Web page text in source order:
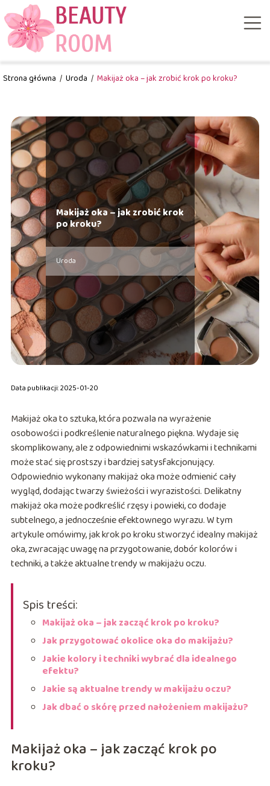
Strona główna / Uroda / Makijaż oka – jak zrobić krok po kroku?
Makijaż oka – jak zrobić krok
po kroku?
Uroda
Data publikacji: 2025-01-20
Makijaż oka to sztuka, która pozwala na wyrażenie
osobowości i podkreślenie naturalnego piękna. Wydaje się
skomplikowany, ale z odpowiednimi wskazówkami i technikami
może stać się prostszy i bardziej satysfakcjonujący.
Odpowiednio wykonany makijaż oka może odmienić cały
wygląd, dodając twarzy świeżości i wyrazistości. Delikatny
makijaż oka może podkreślić rzęsy i powieki, co dodaje
subtelnego, a jednocześnie efektownego wyrazu. W tym
artykule omówimy, jak krok po kroku stworzyć idealny makijaż
oka, zwracając uwagę na przygotowanie, dobór kolorów i
techniki, a także aktualne trendy w makijażu oczu.
Spis treści:
Makijaż oka – jak zacząć krok po kroku?
Jak przygotować okolice oka do makijażu?
Jakie kolory i techniki wybrać dla idealnego
efektu?
Jakie są aktualne trendy w makijażu oczu?
Jak dbać o skórę przed nałożeniem makijażu?
Makijaż oka – jak zacząć krok po
kroku?